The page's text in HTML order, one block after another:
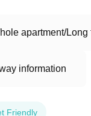
apartment/Long
information
Friendly